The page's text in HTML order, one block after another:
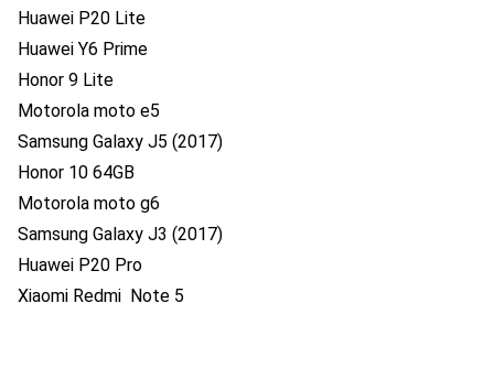
Huawei P20 Lite
Huawei Y6 Prime
Honor 9 Lite
Motorola moto e5
Samsung Galaxy J5 (2017)
Honor 10 64GB
Motorola moto g6
Samsung Galaxy J3 (2017)
Huawei P20 Pro
Xiaomi Redmi Note 5